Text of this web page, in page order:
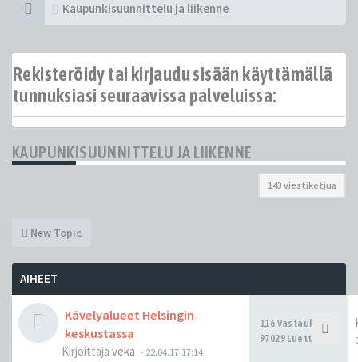
Kaupunkisuunnittelu ja liikenne
Rekisteröidy tai kirjaudu sisään käyttämällä
tunnuksiasi seuraavissa palveluissa:
KAUPUNKISUUNNITTELU JA LIIKENNE
143 viestiketjua
New Topic
AIHEET
Kävelyalueet Helsingin
keskustassa
Kirjoittaja veka - 22.04.17 17:14
116 Vastaukset
97029 Luettu